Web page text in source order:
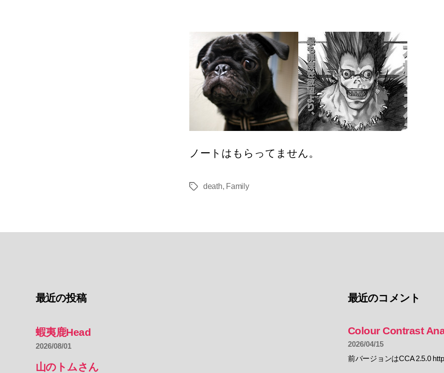
な
く
死
神
だ
っ
た
へ
の
ノートはもらってません。
タ
death, Family
最近の投稿
蝦夷鹿Head
2026/08/01
山のトムさん
最近のコメント
Colour Contrast
2026/04/15
前バージョンはCCA 2.5.0